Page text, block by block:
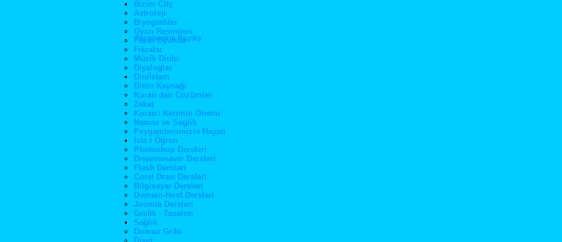
Bizim City
Astroloji
Biyografiler
Oyun Resimleri
Flash Oyunlar
Fıkralar
Müzik Dinle
Diyaloglar
Din/İslam
Dinin Kaynağı
Kuran dan Cozümler
Zekat
Kuran'i Kerimin Onemi
Namaz ve Saglik
Peygamberimizin Hayati
İzle / Öğren
Photoshop Dersleri
Dreamweaver Dersleri
Flash Dersleri
Corel Draw Dersleri
Bilgisayar Dersleri
Domain-Host Dersleri
Joomla Dersleri
Grafik - Tasarım
Sağlık
Domuz Gribi
Facebookta Paylaş